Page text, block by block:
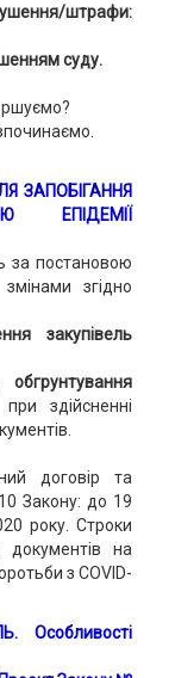
штрафи:
суду.
ЗАПОБІГАННЯ
ЕПІДЕМІЇ
за постановою
згідно
закупівель
обгрунтування
здійсненні
договір та
Закону: до 19
року. Строки
документів на
з COVID-
Особливості